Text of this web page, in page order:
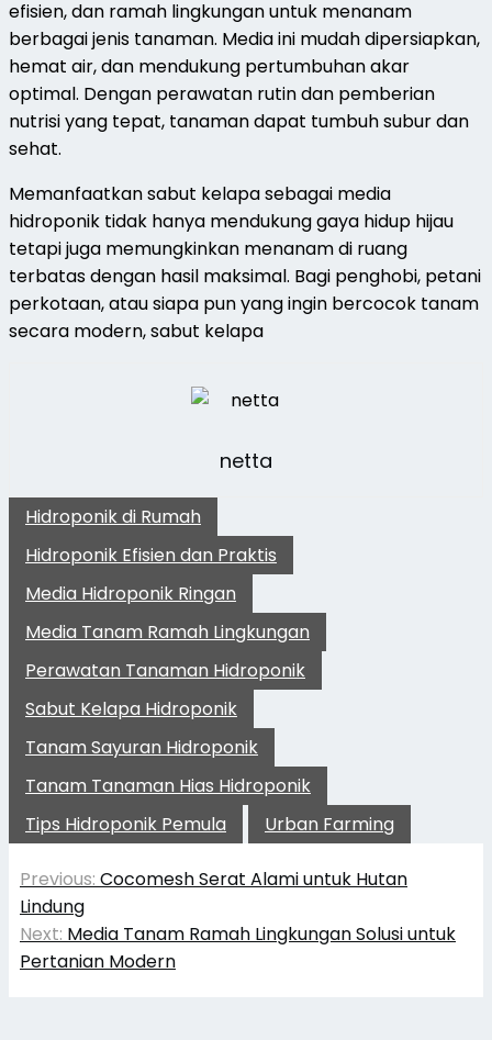
efisien, dan ramah lingkungan untuk menanam
berbagai jenis tanaman. Media ini mudah dipersiapkan,
hemat air, dan mendukung pertumbuhan akar
optimal. Dengan perawatan rutin dan pemberian
nutrisi yang tepat, tanaman dapat tumbuh subur dan
sehat.
Memanfaatkan sabut kelapa sebagai media
hidroponik tidak hanya mendukung gaya hidup hijau
tetapi juga memungkinkan menanam di ruang
terbatas dengan hasil maksimal. Bagi penghobi, petani
perkotaan, atau siapa pun yang ingin bercocok tanam
secara modern, sabut kelapa
netta
Hidroponik di Rumah
Hidroponik Efisien dan Praktis
Media Hidroponik Ringan
Media Tanam Ramah Lingkungan
Perawatan Tanaman Hidroponik
Sabut Kelapa Hidroponik
Tanam Sayuran Hidroponik
Tanam Tanaman Hias Hidroponik
Tips Hidroponik Pemula
Urban Farming
pos
Previous: Cocomesh Serat Alami untuk Hutan
Lindung
Next: Media Tanam Ramah Lingkungan Solusi untuk
Pertanian Modern